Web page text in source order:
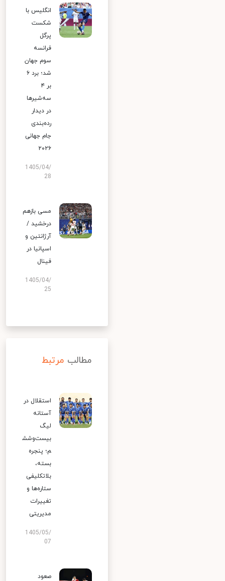
انگلیس با
شکست
پرگل
فرانسه
سوم جهان
شد؛ برد ۶
بر ۴
سه‌شیرها
در دیدار
رده‌بندی
جام جهانی
۲۰۲۶
1405/04/
28
مسی بازهم
درخشید /
آرژانتین و
اسپانیا در
فینال
1405/04/
25
مطالب مرتبط
استقلال در
آستانه
لیگ
بیست‌وشش
م؛ پنجره
بسته،
بلاتکلیفی
ستاره‌ها و
تغییرات
مدیریتی
1405/05/
07
صعود